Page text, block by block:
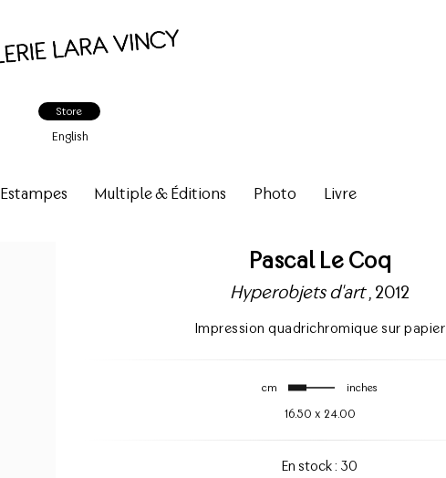
Store
English
Estampes Multiple & Éditions Photo Livre
Pascal Le Coq
Hyperobjets d'art, 2012
Impression quadrichromique sur papier
cm inches
16.50 x 24.00
En stock : 30